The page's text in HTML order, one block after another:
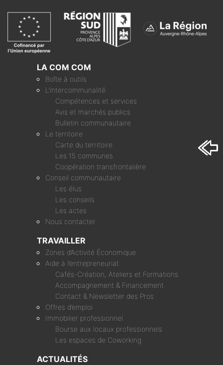
LA COM COM
Boîte à outils
L’intercommunalité
Compétences et services
Avis et marchés publics
Bulletin communautaire
Le territoire
Carte du territoire
Les 15 communes
Coopération transfrontalière
Conseil communautaire
Les élus
Les conseils
Les actes
Nous contacter
TRAVAILLER
Zones d’Activité Économique
Aide à l’entrepreneuriat
Cafés-Création, Ateliers et Formations
Accompagnement & Financement
Contact & Newsletter des Pros
Offres d’emploi
Immobilier professionnel
Bourse aux locaux professionnels
Les espaces de Coworking
ACTUALITÉS